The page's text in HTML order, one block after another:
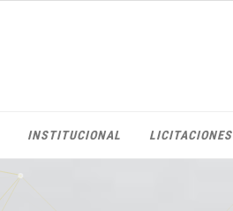
INSTITUCIONAL LICITACIONES